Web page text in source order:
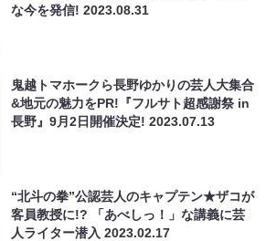
な今を発信!2023.08.31
鬼越トマホークら長野ゆかりの芸人大集合
&地元の魅力をPR!『フルサト超感謝祭 in
長野』9月2日開催決定!2023.07.13
“北斗の拳”公認芸人のキャプテン★ザコが
客員教授に!? 「あべしっ！」な講義に芸
人ライター潜入2023.02.17